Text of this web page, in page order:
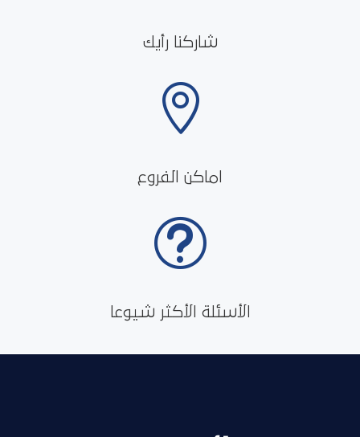
شاركنا رأيك

اماكن الفروع
t
الأسئلة الأكثر شيوعا